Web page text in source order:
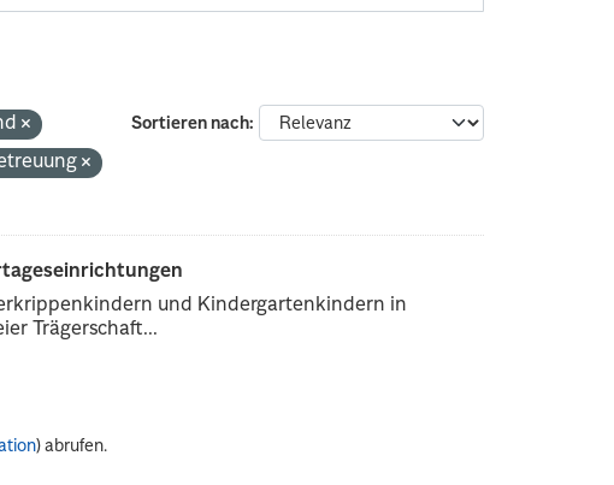
Sortieren nach
und Kindergartenkindern in
Trägerschaft...
) abrufen.